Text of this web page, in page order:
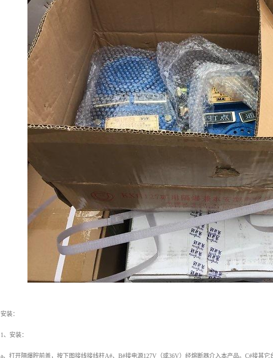
安装：
1、安装：
a、打开隔爆腔前盖，按下图接线接线柱A#、B#接电源127V（或36V）经熔断器介入本产品。C#接其它